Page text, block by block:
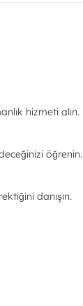
hizmeti alın.
öğrenin.
danışın.